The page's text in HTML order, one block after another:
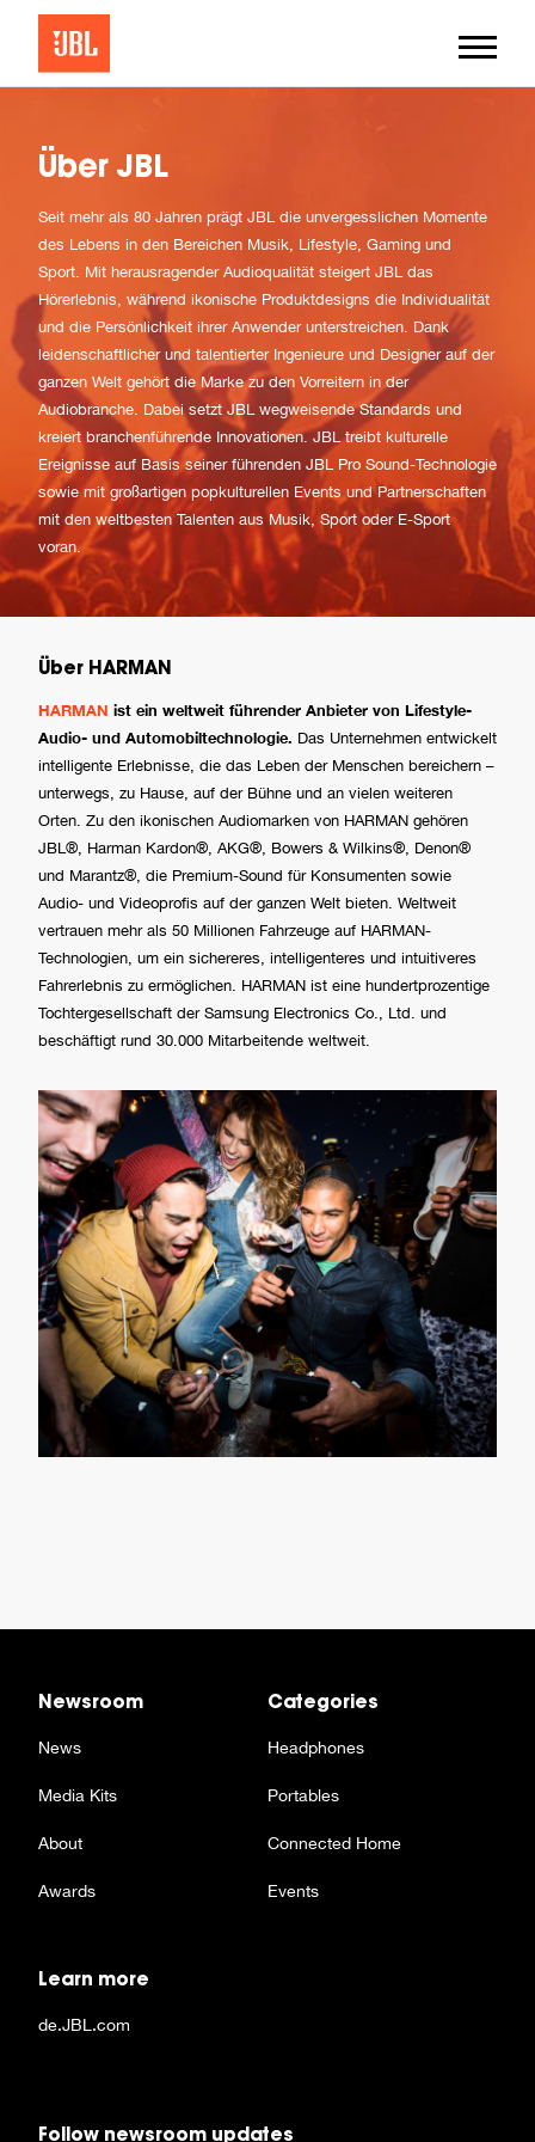
Über JBL
Seit mehr als 80 Jahren prägt JBL die unvergesslichen Momente
des Lebens in den Bereichen Musik, Lifestyle, Gaming und
Sport. Mit herausragender Audioqualität steigert JBL das
Hörerlebnis, während ikonische Produktdesigns die Individualität
und die Persönlichkeit ihrer Anwender unterstreichen. Dank
leidenschaftlicher und talentierter Ingenieure und Designer auf der
ganzen Welt gehört die Marke zu den Vorreitern in der
Audiobranche. Dabei setzt JBL wegweisende Standards und
kreiert branchenführende Innovationen. JBL treibt kulturelle
Ereignisse auf Basis seiner führenden JBL Pro Sound-Technologie
sowie mit großartigen popkulturellen Events und Partnerschaften
mit den weltbesten Talenten aus Musik, Sport oder E-Sport
voran.
Über HARMAN
HARMAN ist ein weltweit führender Anbieter von Lifestyle-
Audio- und Automobiltechnologie. Das Unternehmen entwickelt
intelligente Erlebnisse, die das Leben der Menschen bereichern –
unterwegs, zu Hause, auf der Bühne und an vielen weiteren
Orten. Zu den ikonischen Audiomarken von HARMAN gehören
JBL®, Harman Kardon®, AKG®, Bowers & Wilkins®, Denon®
und Marantz®, die Premium-Sound für Konsumenten sowie
Audio- und Videoprofis auf der ganzen Welt bieten. Weltweit
vertrauen mehr als 50 Millionen Fahrzeuge auf HARMAN-
Technologien, um ein sichereres, intelligenteres und intuitiveres
Fahrerlebnis zu ermöglichen. HARMAN ist eine hundertprozentige
Tochtergesellschaft der Samsung Electronics Co., Ltd. und
beschäftigt rund 30.000 Mitarbeitende weltweit.
Newsroom
News
Media Kits
About
Awards
Categories
Headphones
Portables
Connected Home
Events
Learn more
de.JBL.com
Follow newsroom updates